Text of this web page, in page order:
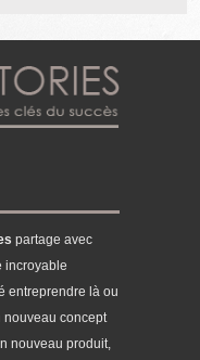
partage avec
incroyable
entreprendre là ou
nouveau concept
nouveau produit,